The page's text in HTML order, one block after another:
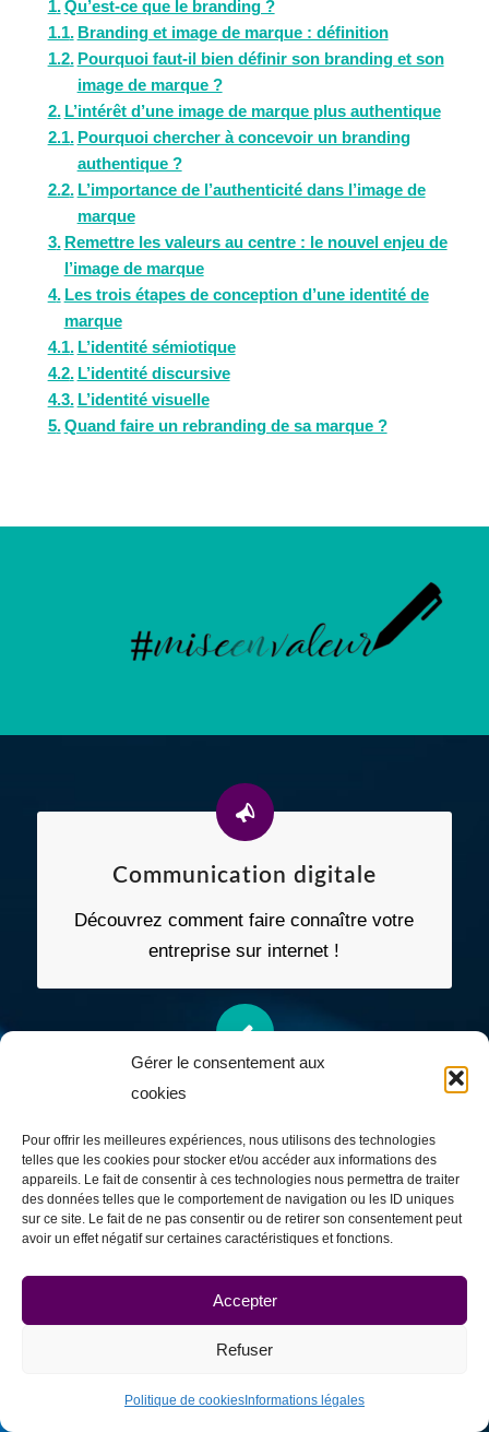
Gérer le consentement aux
cookies
Pour offrir les meilleures expériences, nous utilisons des technologies
telles que les cookies pour stocker et/ou accéder aux informations des
appareils. Le fait de consentir à ces technologies nous permettra de traiter
des données telles que le comportement de navigation ou les ID uniques
sur ce site. Le fait de ne pas consentir ou de retirer son consentement peut
avoir un effet négatif sur certaines caractéristiques et fonctions.
Accepter
Refuser
Politique de cookies Informations légales
Qu’est-ce que le branding ?
Branding et image de marque : définition
Pourquoi faut-il bien définir son branding et son
image de marque ?
L’intérêt d’une image de marque plus authentique
Pourquoi chercher à concevoir un branding
authentique ?
L’importance de l’authenticité dans l’image de
marque
Remettre les valeurs au centre : le nouvel enjeu de
l’image de marque
Les trois étapes de conception d’une identité de
marque
L’identité sémiotique
L’identité discursive
L’identité visuelle
Quand faire un rebranding de sa marque ?
Communication digitale
Découvrez comment faire connaître votre
entreprise sur internet !
Content marketing
Apprenez à utiliser la création de contenus
dans votre stratégie marketing !
Référencement naturel
Attirez plus de trafic naturel sur le site
internet de votre entreprise !